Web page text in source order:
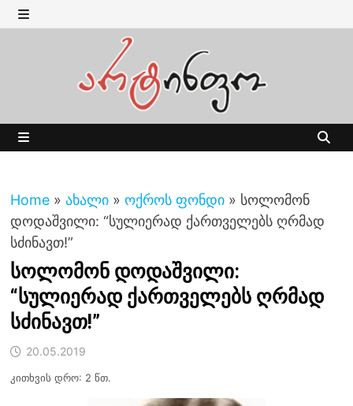
Skip
to MENU
Home » ახალი » ოქროს ფონდი » სოლომონ
დოდაშვილი: “სულიერად ქართველებს ღრმად
სძინავთ!”
სოლომონ დოდაშვილი:
“სულიერად ქართველებს ღრმად
სძინავთ!”
20.05.2019
კითხვის დრო: 2 წთ.